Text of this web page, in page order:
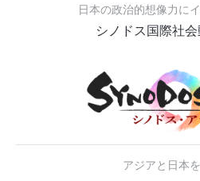
日本の政治的想像力に
シノドス国際社
アジアと日本